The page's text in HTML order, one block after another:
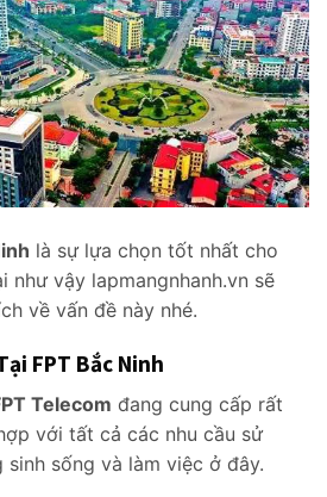
là sự lựa chọn tốt nhất cho
như vậy lapmangnhanh.vn sẽ
về vấn đề này nhé.
FPT Bắc Ninh
Telecom đang cung cấp rất
với tất cả các nhu cầu sử
sống và làm việc ở đây.